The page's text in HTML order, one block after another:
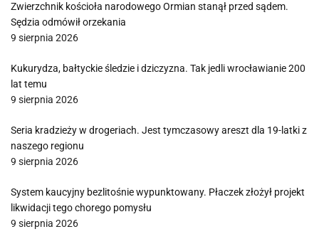
Zwierzchnik kościoła narodowego Ormian stanął przed sądem.
Sędzia odmówił orzekania
9 sierpnia 2026
Kukurydza, bałtyckie śledzie i dziczyzna. Tak jedli wrocławianie 200
lat temu
9 sierpnia 2026
Seria kradzieży w drogeriach. Jest tymczasowy areszt dla 19-latki z
naszego regionu
9 sierpnia 2026
System kaucyjny bezlitośnie wypunktowany. Płaczek złożył projekt
likwidacji tego chorego pomysłu
9 sierpnia 2026